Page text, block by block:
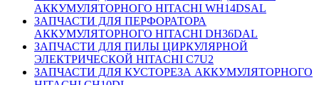
АККУМУЛЯТОРНОГО HITACHI WH14DSAL
ЗАПЧАСТИ ДЛЯ ПЕРФОРАТОРА
АККУМУЛЯТОРНОГО HITACHI DH36DAL
ЗАПЧАСТИ ДЛЯ ПИЛЫ ЦИРКУЛЯРНОЙ
ЭЛЕКТРИЧЕСКОЙ HITACHI C7U2
ЗАПЧАСТИ ДЛЯ КУСТОРЕЗА АККУМУЛЯТОРНОГО